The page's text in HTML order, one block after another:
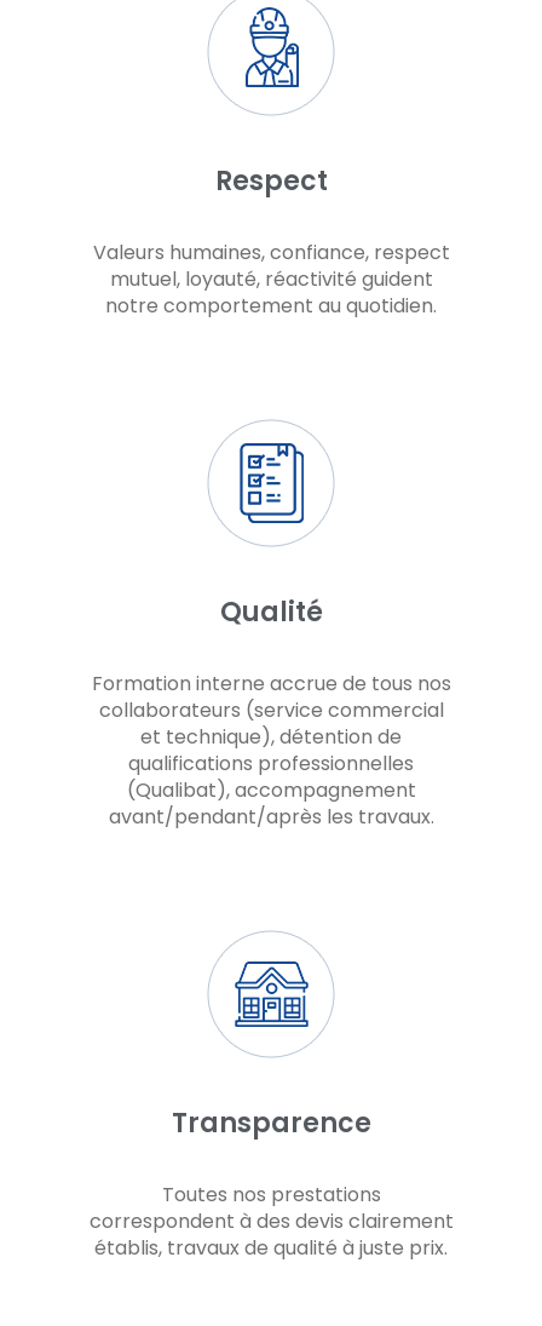
Respect
Valeurs humaines, confiance, respect
mutuel, loyauté, réactivité guident
notre comportement au quotidien.
Qualité
Formation interne accrue de tous nos
collaborateurs (service commercial
et technique), détention de
qualifications professionnelles
(Qualibat), accompagnement
avant/pendant/après les travaux.
Transparence
Toutes nos prestations
correspondent à des devis clairement
établis, travaux de qualité à juste prix.